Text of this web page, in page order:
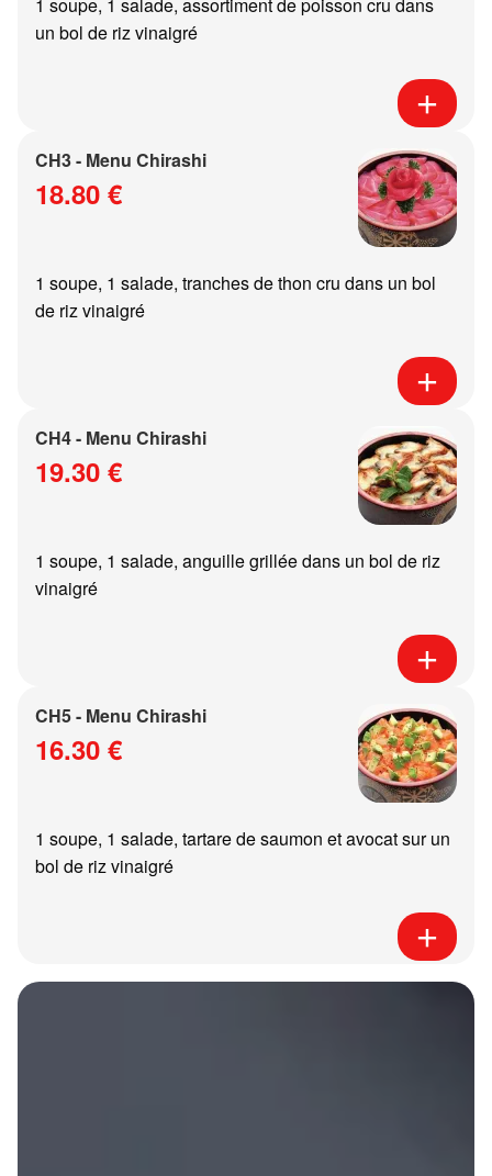
1 soupe, 1 salade, assortiment de poisson cru dans
un bol de riz vinaigré
CH3 - Menu Chirashi
18.80 €
1 soupe, 1 salade, tranches de thon cru dans un bol
de riz vinaigré
CH4 - Menu Chirashi
19.30 €
1 soupe, 1 salade, anguille grillée dans un bol de riz
vinaigré
CH5 - Menu Chirashi
16.30 €
1 soupe, 1 salade, tartare de saumon et avocat sur un
bol de riz vinaigré